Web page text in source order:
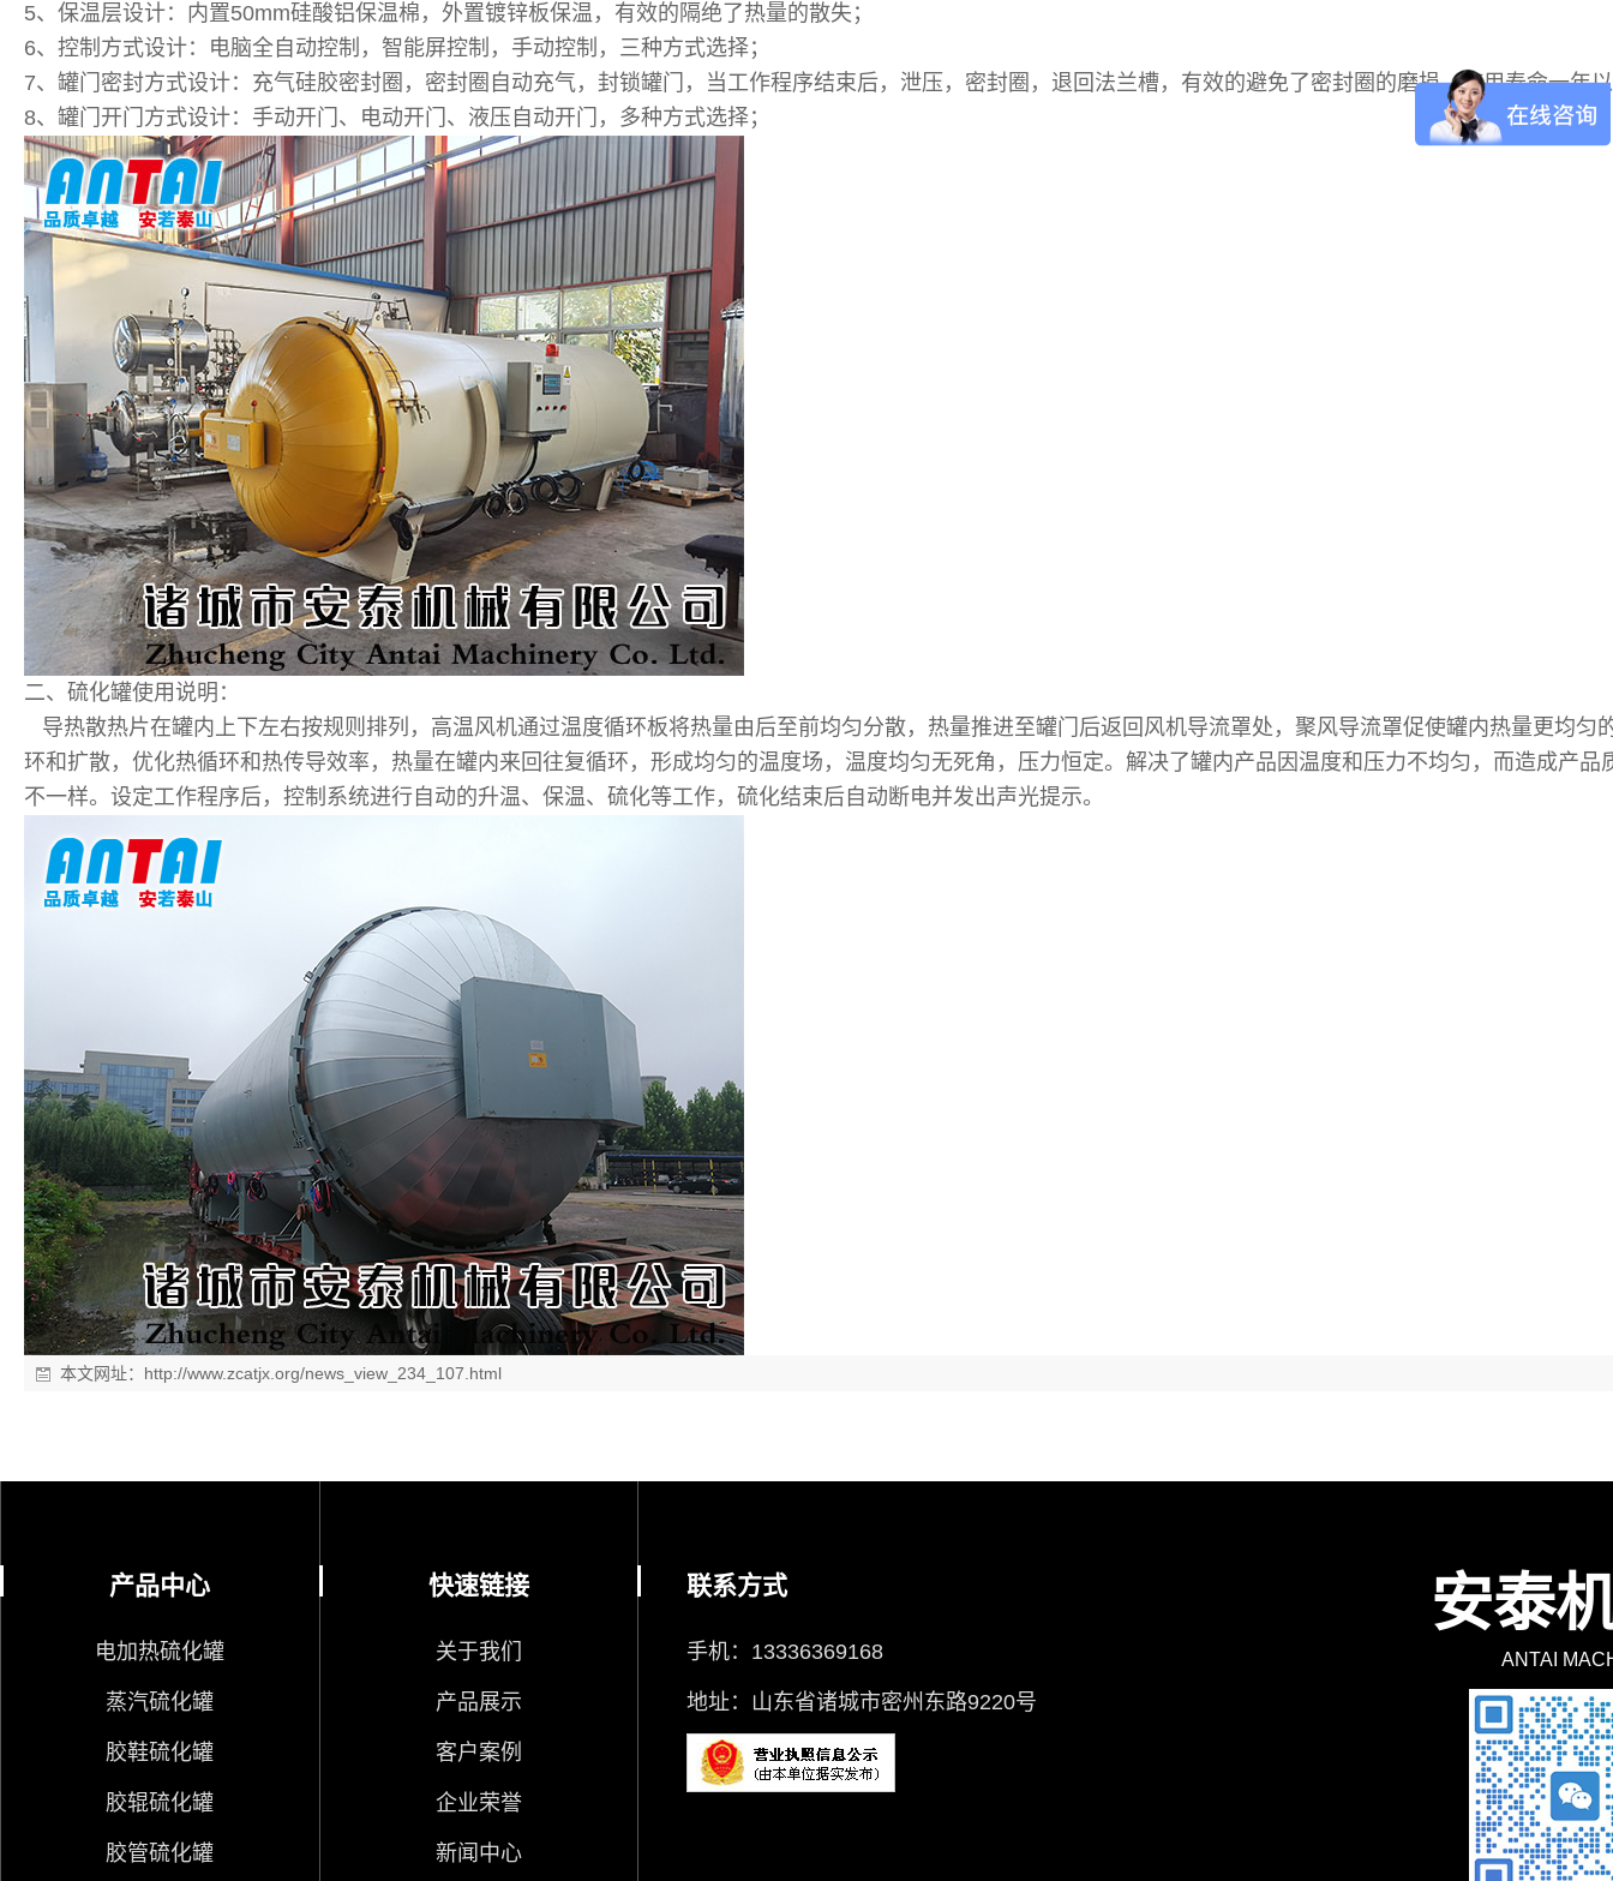
5、保温层设计：内置50mm硅酸铝保温棉，外置镀锌板保温，有效的隔绝了热量的散失；
6、控制方式设计：电脑全自动控制，智能屏控制，手动控制，三种方式选择；
7、罐门密封方式设计：充气硅胶密封圈，密封圈自动充气，封锁罐门，当工作程序结束后，泄压，密封圈，退回法兰槽，有效的避免了密封圈的磨损，使用寿命一年
8、罐门开门方式设计：手动开门、电动开门、液压自动开门，多种方式选择；
二、硫化罐使用说明：
导热散热片在罐内上下左右按规则排列，高温风机通过温度循环板将热量由后至前均匀分散，热量推进至罐门后返回风机导流罩处，聚风导流罩促使罐内热量更均匀
环和扩散，优化热循环和热传导效率，热量在罐内来回往复循环，形成均匀的温度场，温度均匀无死角，压力恒定。解决了罐内产品因温度和压力不均匀，而造成产品
不一样。设定工作程序后，控制系统进行自动的升温、保温、硫化等工作，硫化结束后自动断电并发出声光提示。
本文网址： http://www.zcatjx.org/news_view_234_107.html
产品中心
电加热硫化罐
蒸汽硫化罐
胶鞋硫化罐
胶辊硫化罐
胶管硫化罐
快速链接
关于我们
产品展示
客户案例
企业荣誉
新闻中心
联系方式
手机：13336369168
地址：山东省诸城市密州东路9220号
安泰
ANTAI